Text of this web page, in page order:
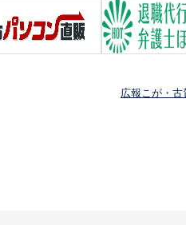
広報こが・